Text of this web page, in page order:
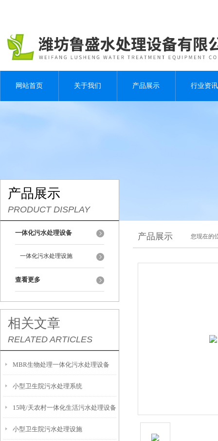
网站首页 关于我们 产品展示 行业资讯
产品展示
PRODUCT DISPLAY
一体化污水处理设备
一体化污水处理设施
查看更多
相关文章
RELATED ARTICLES
MBR生物处理一体化污水处理设备
小型卫生院污水处理系统
15吨/天农村一体化生活污水处理设备
小型卫生院污水处理设施
产品展示 您现在的